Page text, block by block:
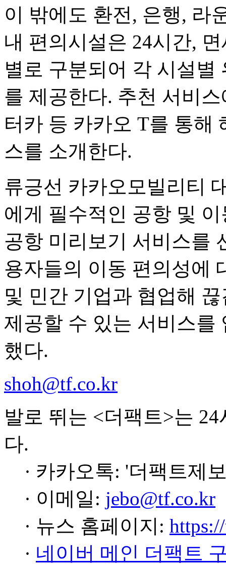
이 밖에도 환전, 은행, 라
내 편의시설은 24시간,
별로 구분되어 각 시설
를 제공한다. 추천 서비
터카 등 카카오 T를 통해
스를 소개한다.
류긍선 카카오모빌리티
에게 필수적인 공항 및
공항 미리보기 서비스를
용자들의 이동 편의성에
및 민간 기업과 협업해 끊
제공할 수 있는 서비스를
했다.
shoh@tf.co.kr
발로 뛰는 <더팩트>는
다.
· 카카오톡: '더팩트제
· 이메일: jebo@tf.co.kr
· 뉴스 홈페이지:
· 네이버 메인 더팩트